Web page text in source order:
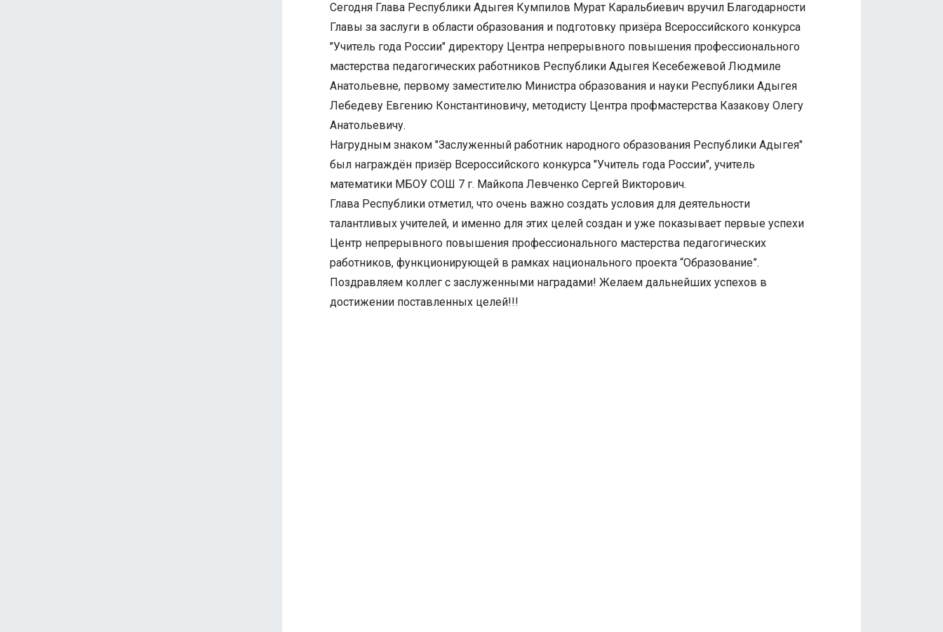
Сегодня Глава Республики Адыгея Кумпилов Мурат Каральбиевич вручил Благодарности
Главы за заслуги в области образования и подготовку призёра Всероссийского конкурса
"Учитель года России" директору Центра непрерывного повышения профессионального
мастерства педагогических работников Республики Адыгея Кесебежевой Людмиле
Анатольевне, первому заместителю Министра образования и науки Республики Адыгея
Лебедеву Евгению Константиновичу, методисту Центра профмастерства Казакову Олегу
Анатольевичу.
Нагрудным знаком "Заслуженный работник народного образования Республики Адыгея"
был награждён призёр Всероссийского конкурса "Учитель года России", учитель
математики МБОУ СОШ 7 г. Майкопа Левченко Сергей Викторович.
Глава Республики отметил, что очень важно создать условия для деятельности
талантливых учителей, и именно для этих целей создан и уже показывает первые успехи
Центр непрерывного повышения профессионального мастерства педагогических
работников, функционирующей в рамках национального проекта “Образование”.
Поздравляем коллег с заслуженными наградами! Желаем дальнейших успехов в
достижении поставленных целей!!!